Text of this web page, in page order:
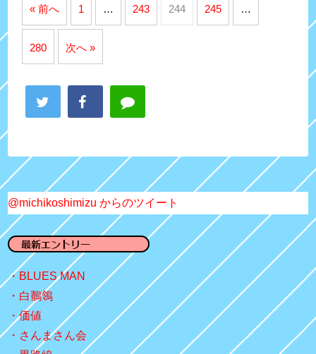
« 前へ 1 … 243 244 245 …
280 次へ »
@michikoshimizu からのツイート
BLUES MAN
白鶺鴒
価値
さんまさん会